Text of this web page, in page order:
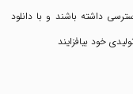
داشته باشند و با دانلود
خود بیافزایند